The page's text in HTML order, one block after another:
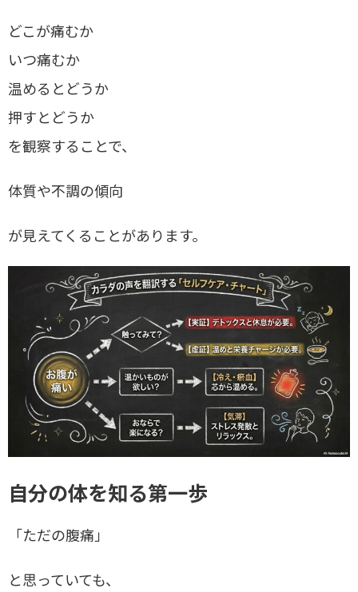
どこが痛むか
いつ痛むか
温めるとどうか
押すとどうか
を観察することで、
体質や不調の傾向
が見えてくることがあります。
自分の体を知る第一歩
「ただの腹痛」
と思っていても、